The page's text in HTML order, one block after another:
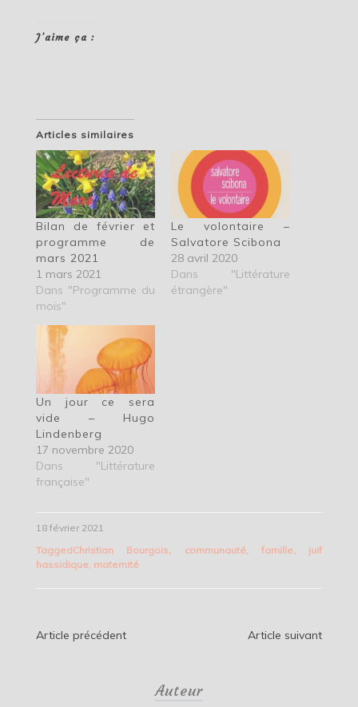
J’aime ça :
Articles similaires
Bilan de février et
programme de
mars 2021
1 mars 2021
Dans "Programme du
mois"
Le volontaire –
Salvatore Scibona
28 avril 2020
Dans "Littérature
étrangère"
Un jour ce sera
vide – Hugo
Lindenberg
17 novembre 2020
Dans "Littérature
française"
18 février 2021
TaggedChristian Bourgois communauté famille, juif
hassidique, maternité
Navigation
Article précédent Article suivant
Auteur